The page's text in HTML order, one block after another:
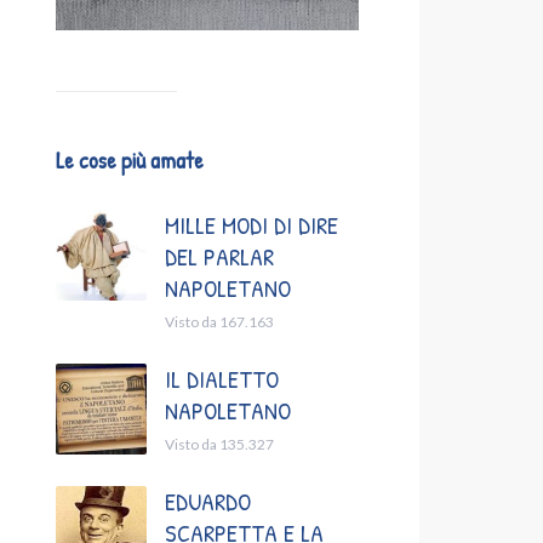
Le cose più amate
MILLE MODI DI DIRE
DEL PARLAR
NAPOLETANO
Visto da 167.163
IL DIALETTO
NAPOLETANO
Visto da 135.327
EDUARDO
SCARPETTA E LA